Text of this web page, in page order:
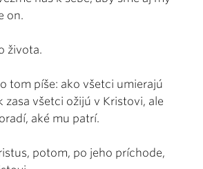
on.
života.
tom píše: ako všetci umierajú
zasa všetci ožijú v Kristovi, ale
aké mu patrí.
potom, po jeho príchode,